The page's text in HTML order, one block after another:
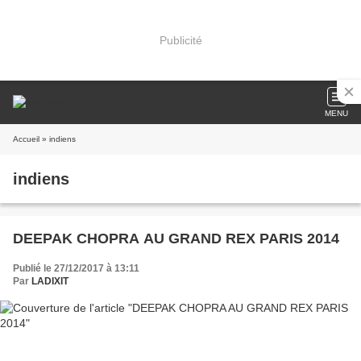
Publicité
MENU
Accueil » indiens
indiens
DEEPAK CHOPRA AU GRAND REX PARIS 2014
Publié le 27/12/2017 à 13:11
Par LADIXIT